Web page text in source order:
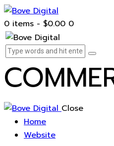
0 items - $0.00 0
Close
Home
Website